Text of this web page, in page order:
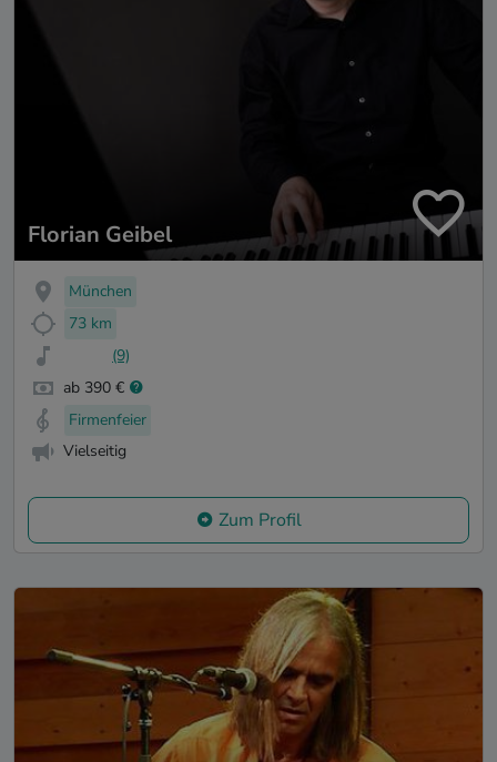
Florian Geibel
München
73 km
(9)
ab 390 €
Firmenfeier
Vielseitig
Zum Profil